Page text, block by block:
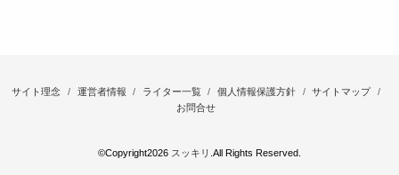
サイト理念 運営者情報 ライター一覧 個人情報保護方針
サイトマップ
お問合せ
©Copyright2026 スッキリ .All Rights Reserved.